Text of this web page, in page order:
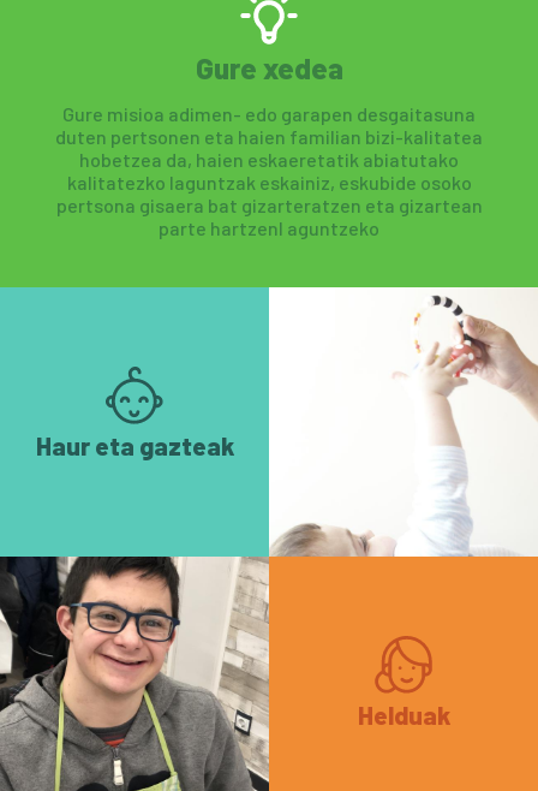
Gure xedea
Gure misioa adimen- edo garapen desgaitasuna
duten pertsonen eta haien familian bizi-kalitatea
hobetzea da, haien eskaeretatik abiatutako
kalitatezko laguntzak eskainiz, eskubide osoko
pertsona gisaera bat gizarteratzen eta gizartean
parte hartzenl aguntzeko
Haur eta gazteak
Helduak